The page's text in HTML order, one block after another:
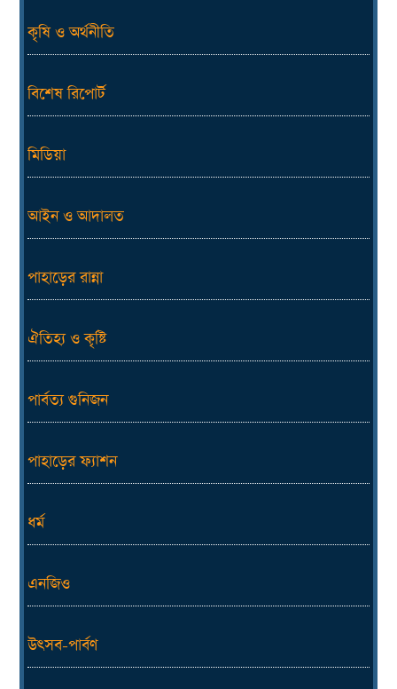
কৃষি ও অর্থনীতি
বিশেষ রিপোর্ট
মিডিয়া
আইন ও আদালত
পাহাড়ের রান্না
ঐতিহ্য ও কৃষ্টি
পার্বত্য গুনিজন
পাহাড়ের ফ্যাশন
ধর্ম
এনজিও
উৎসব-পার্বণ